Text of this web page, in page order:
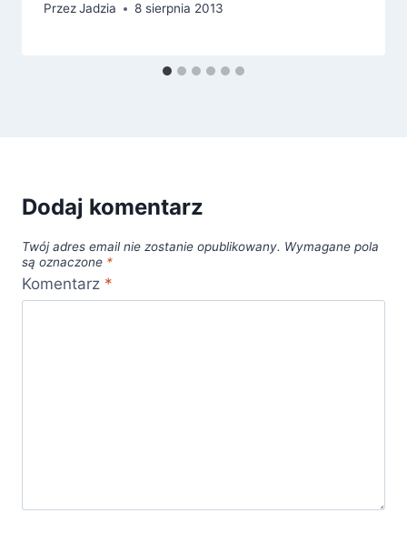
PrzezJadzia 8 sierpnia 2013
Dodaj komentarz
Twój adres email nie zostanie opublikowany. Wymagane pola
są oznaczone *
Komentarz *